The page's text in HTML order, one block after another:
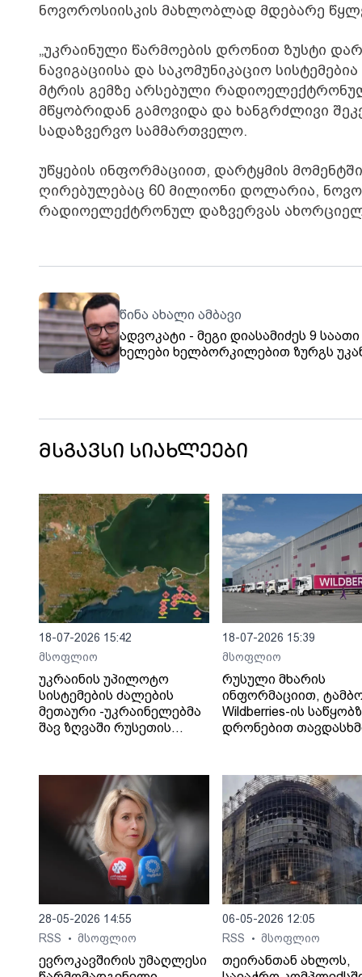
ნოვოროსიისკის მახლობლად მდებარე
„უკრაინული წარმოების დრონით ზუსტი
ნავიგაციისა და საკომუნიკაციო
მტრის გემზე არსებული
მწყობრიდან გამოვიდა და ხანგრძლივი
სადაზვერვო სამმართველო.
უწყების ინფორმაციით, დარტყმის
ღირებულებაც 60 მილიონი დოლარია,
რადიოელექტრონულ დაზვერვას
წინა ახალი ამბავი
ადვოკატი - მეგი დიასამიძეს 9 საათი
ხელები ხელბორკილებით ზურგს
მსგავსი სიახლეები
18-07-2026 15:42
მსოფლიო
უკრაინის უპილოტო
სისტემების ძალების
მეთაური -უკრაინელებმა
შავ ზღვაში რუსეთის
18-07-2026 15:39
მსოფლიო
რუსული მხარის
ინფორმაციით,
Wildberries-ის
დრონებით
28-05-2026 14:55
RSS
• მსოფლიო
ევროკავშირის უმაღლესი
06-05-2026 12:05
RSS
• მსოფლიო
თეირანთან ახლოს,